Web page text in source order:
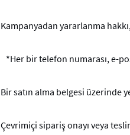
Kampanyadan yararlanma
*Her bir telefon numarası, e-
Bir satın alma belgesi üzerinde
Çevrimiçi sipariş onayı veya